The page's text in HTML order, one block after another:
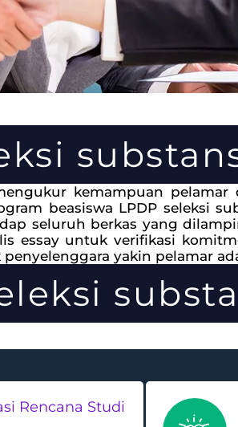
kemampuan
beasiswa LPDP seleksi
seluruh berkas yang
essay untuk verifikasi
yakin pelamar
Rencana Studi